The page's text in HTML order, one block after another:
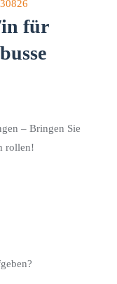
für
– Bringen Sie
rollen!